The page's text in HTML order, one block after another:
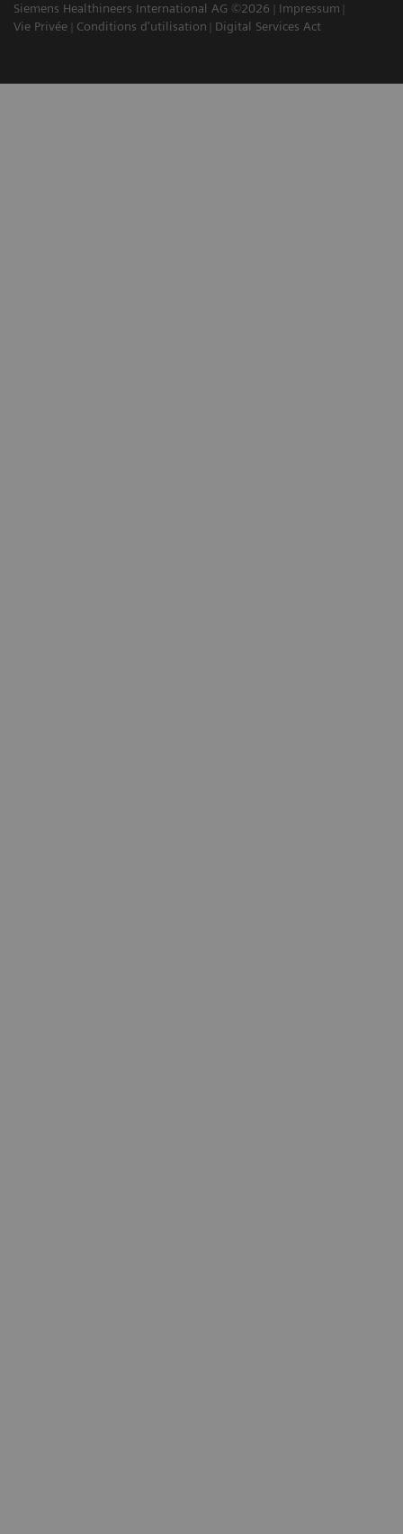
Siemens Healthineers International AG ©2026
Impressum
Vie Privée
Conditions d'utilisation Digital Services Act